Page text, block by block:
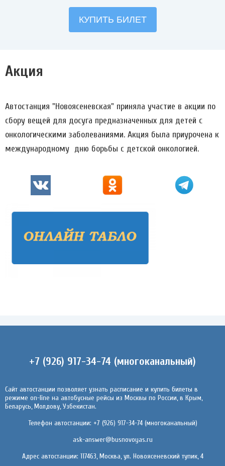
Акция
Автостанция "Новоясеневская" приняла участие в акции по
сбору вещей для досуга предназначенных для детей с
онкологическими заболеваниями. Акция была приурочена к
международному дню борьбы с детской онкологией.
+7 (926) 917-34-74 (многоканальный)
Сайт автостанции позволяет узнать расписание и купить билеты в
режиме on-line на автобусные рейсы из Москвы по России, в Крым,
Беларусь, Молдову, Узбекистан.
Телефон автостанции: +7 (926) 917-34-74 (многоканальный)
ask-answer@busnovoyas.ru
Адрес автостанции: 117463, Москва, ул. Новоясеневский тупик, 4